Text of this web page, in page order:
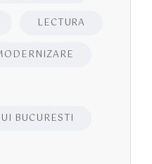
LECTURA
BUCURESTI